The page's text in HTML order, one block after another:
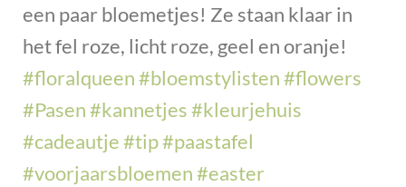
een paar bloemetjes! Ze staan klaar in
het fel roze, licht roze, geel en oranje!
#floralqueen#bloemstylisten#flowers
#Pasen#kannetjes#kleurjehuis
#cadeautje#tip#paastafel
#voorjaarsbloemen#easter